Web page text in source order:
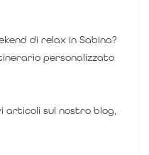
di relax in Sabina?
personalizzato
articoli sul nostro blog,